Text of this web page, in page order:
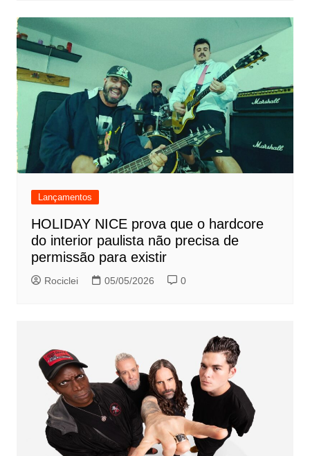
Lançamentos
HOLIDAY NICE prova que o hardcore
do interior paulista não precisa de
permissão para existir
Rociclei 05/05/2026 0